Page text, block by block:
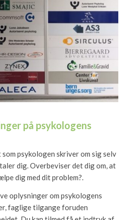
på psykologens
psykologen skriver om sig selv
dig. Overbeviser det dig om, at
dig med dit problem?.
oplysninger om psykologens
faglige tilgange foruden